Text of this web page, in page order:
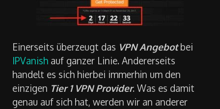
Einerseits überzeugt das VPN Angebotbei
IPVanish auf ganzer Linie. Andererseits
handelt es sich hierbei immerhin um den
einzigen Tier 1 VPN Provider. Was es damit
genau auf sich hat, werden wir an anderer